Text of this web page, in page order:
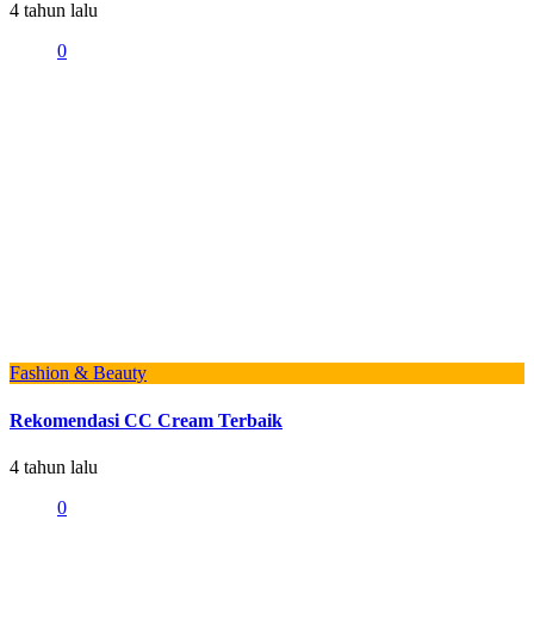
4 tahun lalu
0
Fashion & Beauty
Rekomendasi CC Cream Terbaik
4 tahun lalu
0